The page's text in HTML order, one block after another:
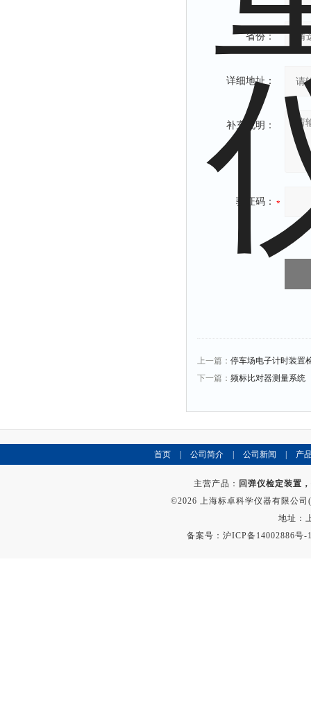
省份：
详细地址：
补充说明：
验证码：
上一篇： 停车场电子计时装置
下一篇： 频标比对器测量系统
首页 公司简介 公司新闻 产
主营产品： 回弹仪检定装置
©2026 上海标卓科学仪器有限公
地址：
备案号：沪ICP备14002886号-